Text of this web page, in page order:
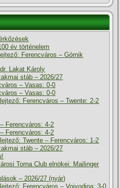
év történelem
Ferencváros – Górnik
Lakat Károly
stáb – 2026/27
– Vasas: 0-0
– Vasas: 0-0
Ferencváros – Twente: 2-2
Ferencváros: 4-2
Ferencváros: 4-2
Twente – Ferencváros: 1-2
stáb – 2026/27
Torna Club elnökei: Mailinger
– 2026/27 (nyár)
Ferencváros – Vojvodina: 3-0